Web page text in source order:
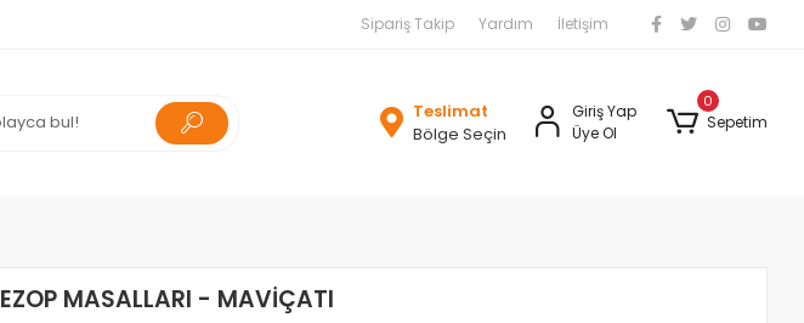
Sipariş Takip Yardım İletişim
Teslimat
Bölge Seçin
Giriş Yap
Üye Ol
0
Sepetim
EZOP MASALLARI - MAVİÇATI